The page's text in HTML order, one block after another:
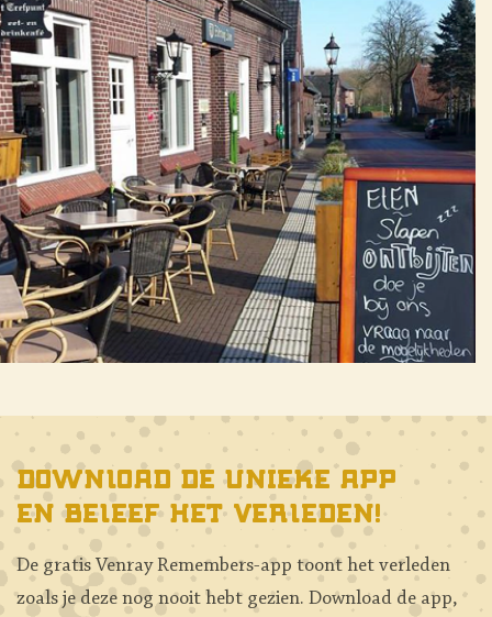
Download de unieke app
en beleef het verleden!
De gratis Venray Remembers-app toont het verleden
zoals je deze nog nooit hebt gezien. Download de app,